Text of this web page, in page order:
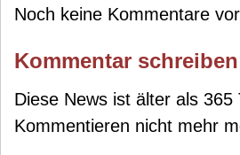
Noch keine Kommentare
Kommentar
Diese News ist älter als 365
Kommentieren nicht mehr